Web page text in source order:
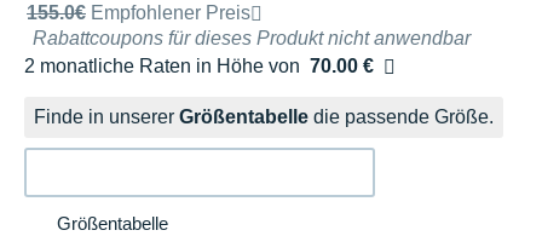
Unverbindliche Preisempfehlung der Marke
155.0€ Empfohlener Preis
Rabattcoupons für dieses Produkt nicht anwendbar
2 monatliche Raten in Höhe von 70.00 €
Ohne Zusatzkosten
Finde in unserer Größentabelle die passende Größe.
Größentabelle